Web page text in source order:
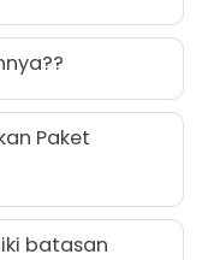
Paket
batasan